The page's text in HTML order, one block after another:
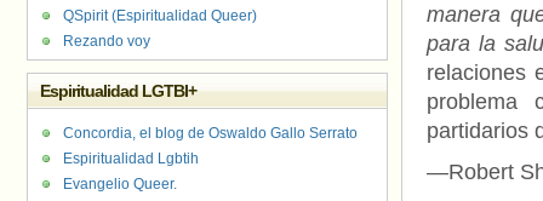
manera
para la
relaciones
problema
partidarios
—Robert
QSpirit (Espiritualidad Queer)
Rezando voy
Espiritualidad LGTBI+
Concordia, el blog de Oswaldo Gallo Serrato
Espiritualidad Lgbtih
Evangelio Queer.